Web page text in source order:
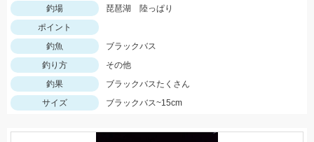
釣場
琵琶湖 陸っぱり
ポイント
釣魚
ブラックバス
釣り方
その他
釣果
ブラックバスたくさん
サイズ
ブラックバス~15cm